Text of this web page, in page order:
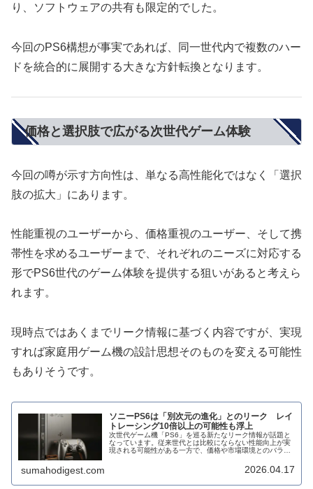
り、ソフトウェアの共有も限定的でした。
今回のPS6構想が事実であれば、同一世代内で複数のハー
ドを統合的に展開する大きな方針転換となります。
価格と選択肢で広がる次世代ゲーム体験
今回の噂が示す方向性は、単なる高性能化ではなく「選択
肢の拡大」にあります。
性能重視のユーザーから、価格重視のユーザー、そして携
帯性を求めるユーザーまで、それぞれのニーズに対応する
形でPS6世代のゲーム体験を提供する狙いがあると考えら
れます。
現時点ではあくまでリーク情報に基づく内容ですが、実現
すれば家庭用ゲーム機の設計思想そのものを変える可能性
もありそうです。
ソニーPS6は「別次元の進化」とのリーク レイ
トレーシング10倍以上の可能性も浮上
次世代ゲーム機「PS6」を巡る新たなリーク情報が話題と
なっています。従来世代とは比較にならない性能向上が実
現される可能性がある一方で、価格や市場環境とのバラン
sumahodigest.com 2026.04.17